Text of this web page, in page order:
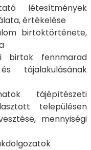
létesítmények
értékelése
birtoktörténete,
birtok fennmarad
tájalakulásának
tájépítészeti
településen
mennyiségi